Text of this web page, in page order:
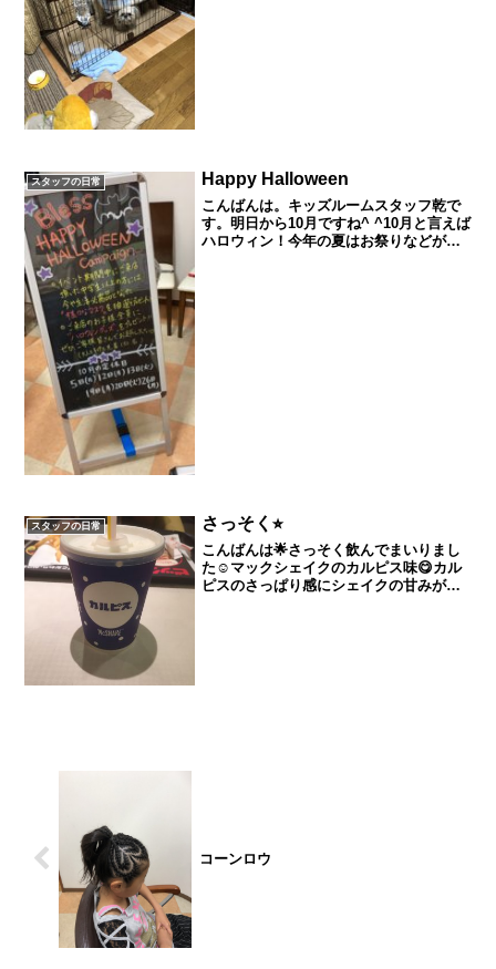
スタッフの日常 Happy Halloween
こんばんは。キッズルームスタッフ乾で
す。明日から10月ですね^ ^10月と言えば
ハロウィン！今年の夏はお祭りなどがな
スタッフの日常 さっそく⭐︎
こんばんは🌟さっそく飲んでまいりまし
た☺︎マックシェイクのカルピス味😋カル
ピスのさっぱり感にシェイクの甘みが少
コーンロウ